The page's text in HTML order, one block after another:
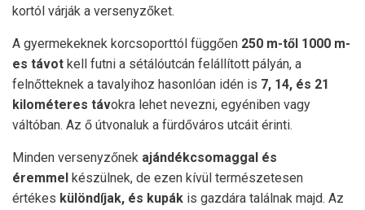
kortól várják a versenyzőket.
A gyermekeknek korcsoporttól függően 250 m-től 1000 m-
es távot kell futni a sétálóutcán felállított pályán, a
felnőtteknek a tavalyihoz hasonlóan idén is 7, 14, és 21
kilométeres távokra lehet nevezni, egyéniben vagy
váltóban. Az ő útvonaluk a fürdőváros utcáit érinti.
Minden versenyzőnek ajándékcsomaggal és
éremmel készülnek, de ezen kívül természetesen
értékes különdíjak, és kupák is gazdára találnak majd. Az